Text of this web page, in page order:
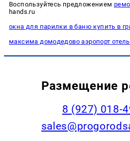
Воспользуйтесь предложением
hands.ru
окна для парилки в баню купить в
максима домодедово аэропорт отель
Размещение
8 (927) 018-